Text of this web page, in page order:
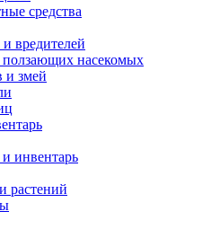
средства
вредителей
насекомых
и змей
инвентарь
растений